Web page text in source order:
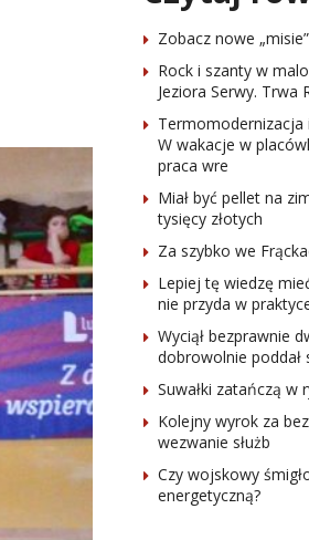
Zobacz nowe
Rock i szanty w
Jeziora Serwy. Trwa
Termomodernizacja
W wakacje w
praca wre
Miał być pellet na
tysięcy złotych
Za szybko we
Lepiej tę wiedzę
nie przyda w
Wyciął bezprawnie
dobrowolnie poddał
Suwałki zatańczą w
Kolejny wyrok za
wezwanie służb
Czy wojskowy
energetyczną?